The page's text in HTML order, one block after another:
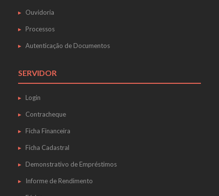
Ouvidoria
Processos
Autenticação de Documentos
SERVIDOR
Login
Contracheque
Ficha Financeira
Ficha Cadastral
Demonstrativo de Empréstimos
Informe de Rendimento